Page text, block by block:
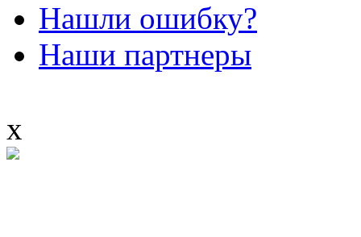
Нашли ошибку?
Наши партнеры
x